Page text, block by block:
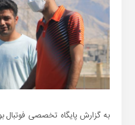
به گزارش پایگاه تخصصی فوتبال